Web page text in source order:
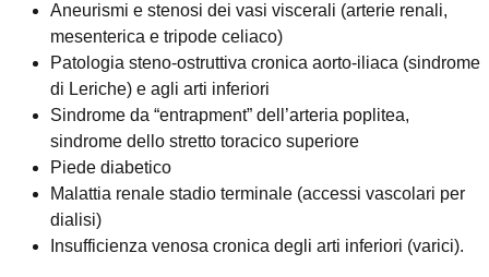
Aneurismi e stenosi dei vasi viscerali (arterie renali,
mesenterica e tripode celiaco)
Patologia steno-ostruttiva cronica aorto-iliaca (sindrome
di Leriche) e agli arti inferiori
Sindrome da “entrapment” dell’arteria poplitea,
sindrome dello stretto toracico superiore
Piede diabetico
Malattia renale stadio terminale (accessi vascolari per
dialisi)
Insufficienza venosa cronica degli arti inferiori (varici).